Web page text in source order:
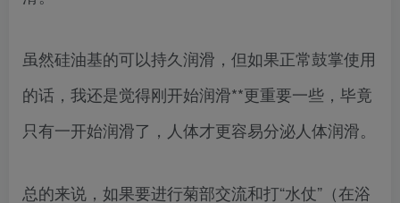
虽然硅油基的可以持久润滑，但如果正常鼓掌使用
的话，我还是觉得刚开始润滑**更重要一些，毕竟
只有一开始润滑了，人体才更容易分泌人体润滑。
总的来说，如果要进行菊部交流和打“水仗”（在浴